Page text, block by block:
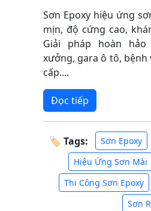
Sơn Epoxy hiệu ứng
mịn, độ cứng cao,
Giải pháp hoàn
xưởng, gara ô tô, bệnh
cấp....
Đọc tiếp
🏷 Tags: Sơn Epoxy
Hiệu Ứng Sơn Mài
Thi Công Sơn Epoxy
Sơn